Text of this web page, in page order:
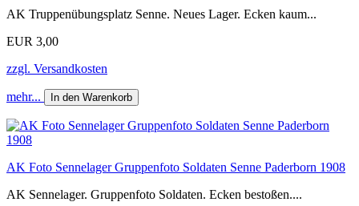
AK Truppenübungsplatz Senne. Neues Lager. Ecken kaum...
EUR 3,00
zzgl. Versandkosten
mehr... In den Warenkorb
AK Foto Sennelager Gruppenfoto Soldaten Senne Paderborn 1908
AK Sennelager. Gruppenfoto Soldaten. Ecken bestoßen....